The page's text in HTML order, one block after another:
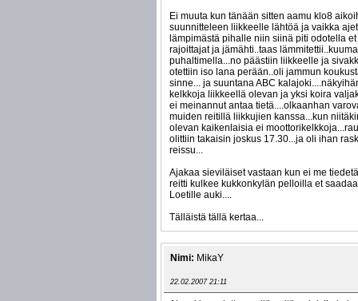
Ei muuta kun tänään sitten aamu klo8
suunnitteleen liikkeelle lähtöä ja vaikka
lämpimästä pihalle niin siinä piti odotella
rajoittajat ja jämähti..taas
puhaltimella...no päästiin liikkeelle ja
otettiin iso lana perään..oli jammun
sinne... ja suuntana ABC
kelkkoja liikkeellä olevan ja yksi koira
ei meinannut antaa tietä....olkaanhan
muiden reitillä liikkujien kanssa...kun
olevan kaikenlaisia ei
olittiin takaisin joskus 17.30...ja oli ihan
reissu...
Ajakaa sieviläiset vastaan kun ei me
reitti kulkee kukkonkylän pelloilla et
Loetille auki....
Tälläistä tällä kertaa...
Nimi: MikaY
22.02.2007 21:11